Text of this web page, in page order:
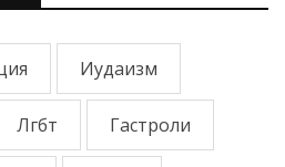
Иудаизм
Лгбт Гастроли